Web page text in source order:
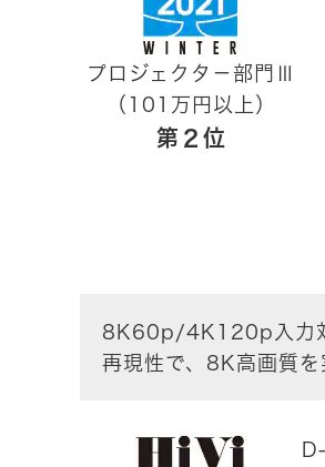
プロジェクタ－部門Ⅲ
（101万円以上）
第２位
8K60p/4K120p入力
再現性で、8K高画質を